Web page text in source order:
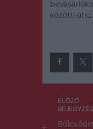
közötti
ELŐZŐ
BEJEGYZÉS